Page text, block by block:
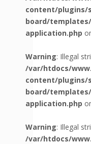
content/plugins/
board/
application.php
Warning: Illegal
/var/htdocs/
content/plugins/
board/
application.php
Warning: Illegal
/var/htdocs/